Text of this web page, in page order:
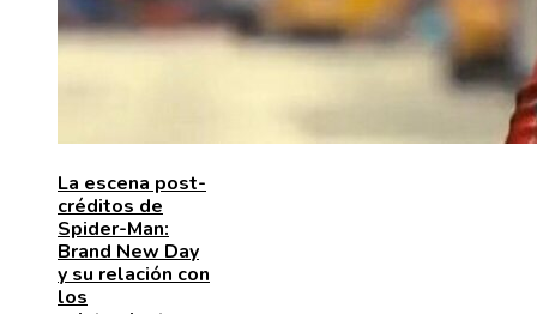
La escena post-
créditos de
Spider-Man:
Brand New Day
y su relación con
los